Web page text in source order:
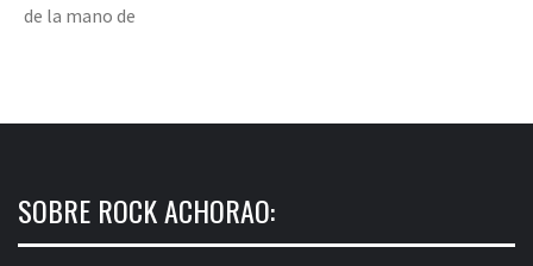
de la mano de
SOBRE ROCK ACHORAO: